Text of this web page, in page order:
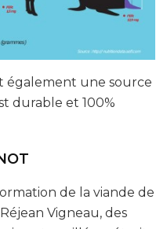
également une source
durable et 100%
de la viande de
Vigneau, des